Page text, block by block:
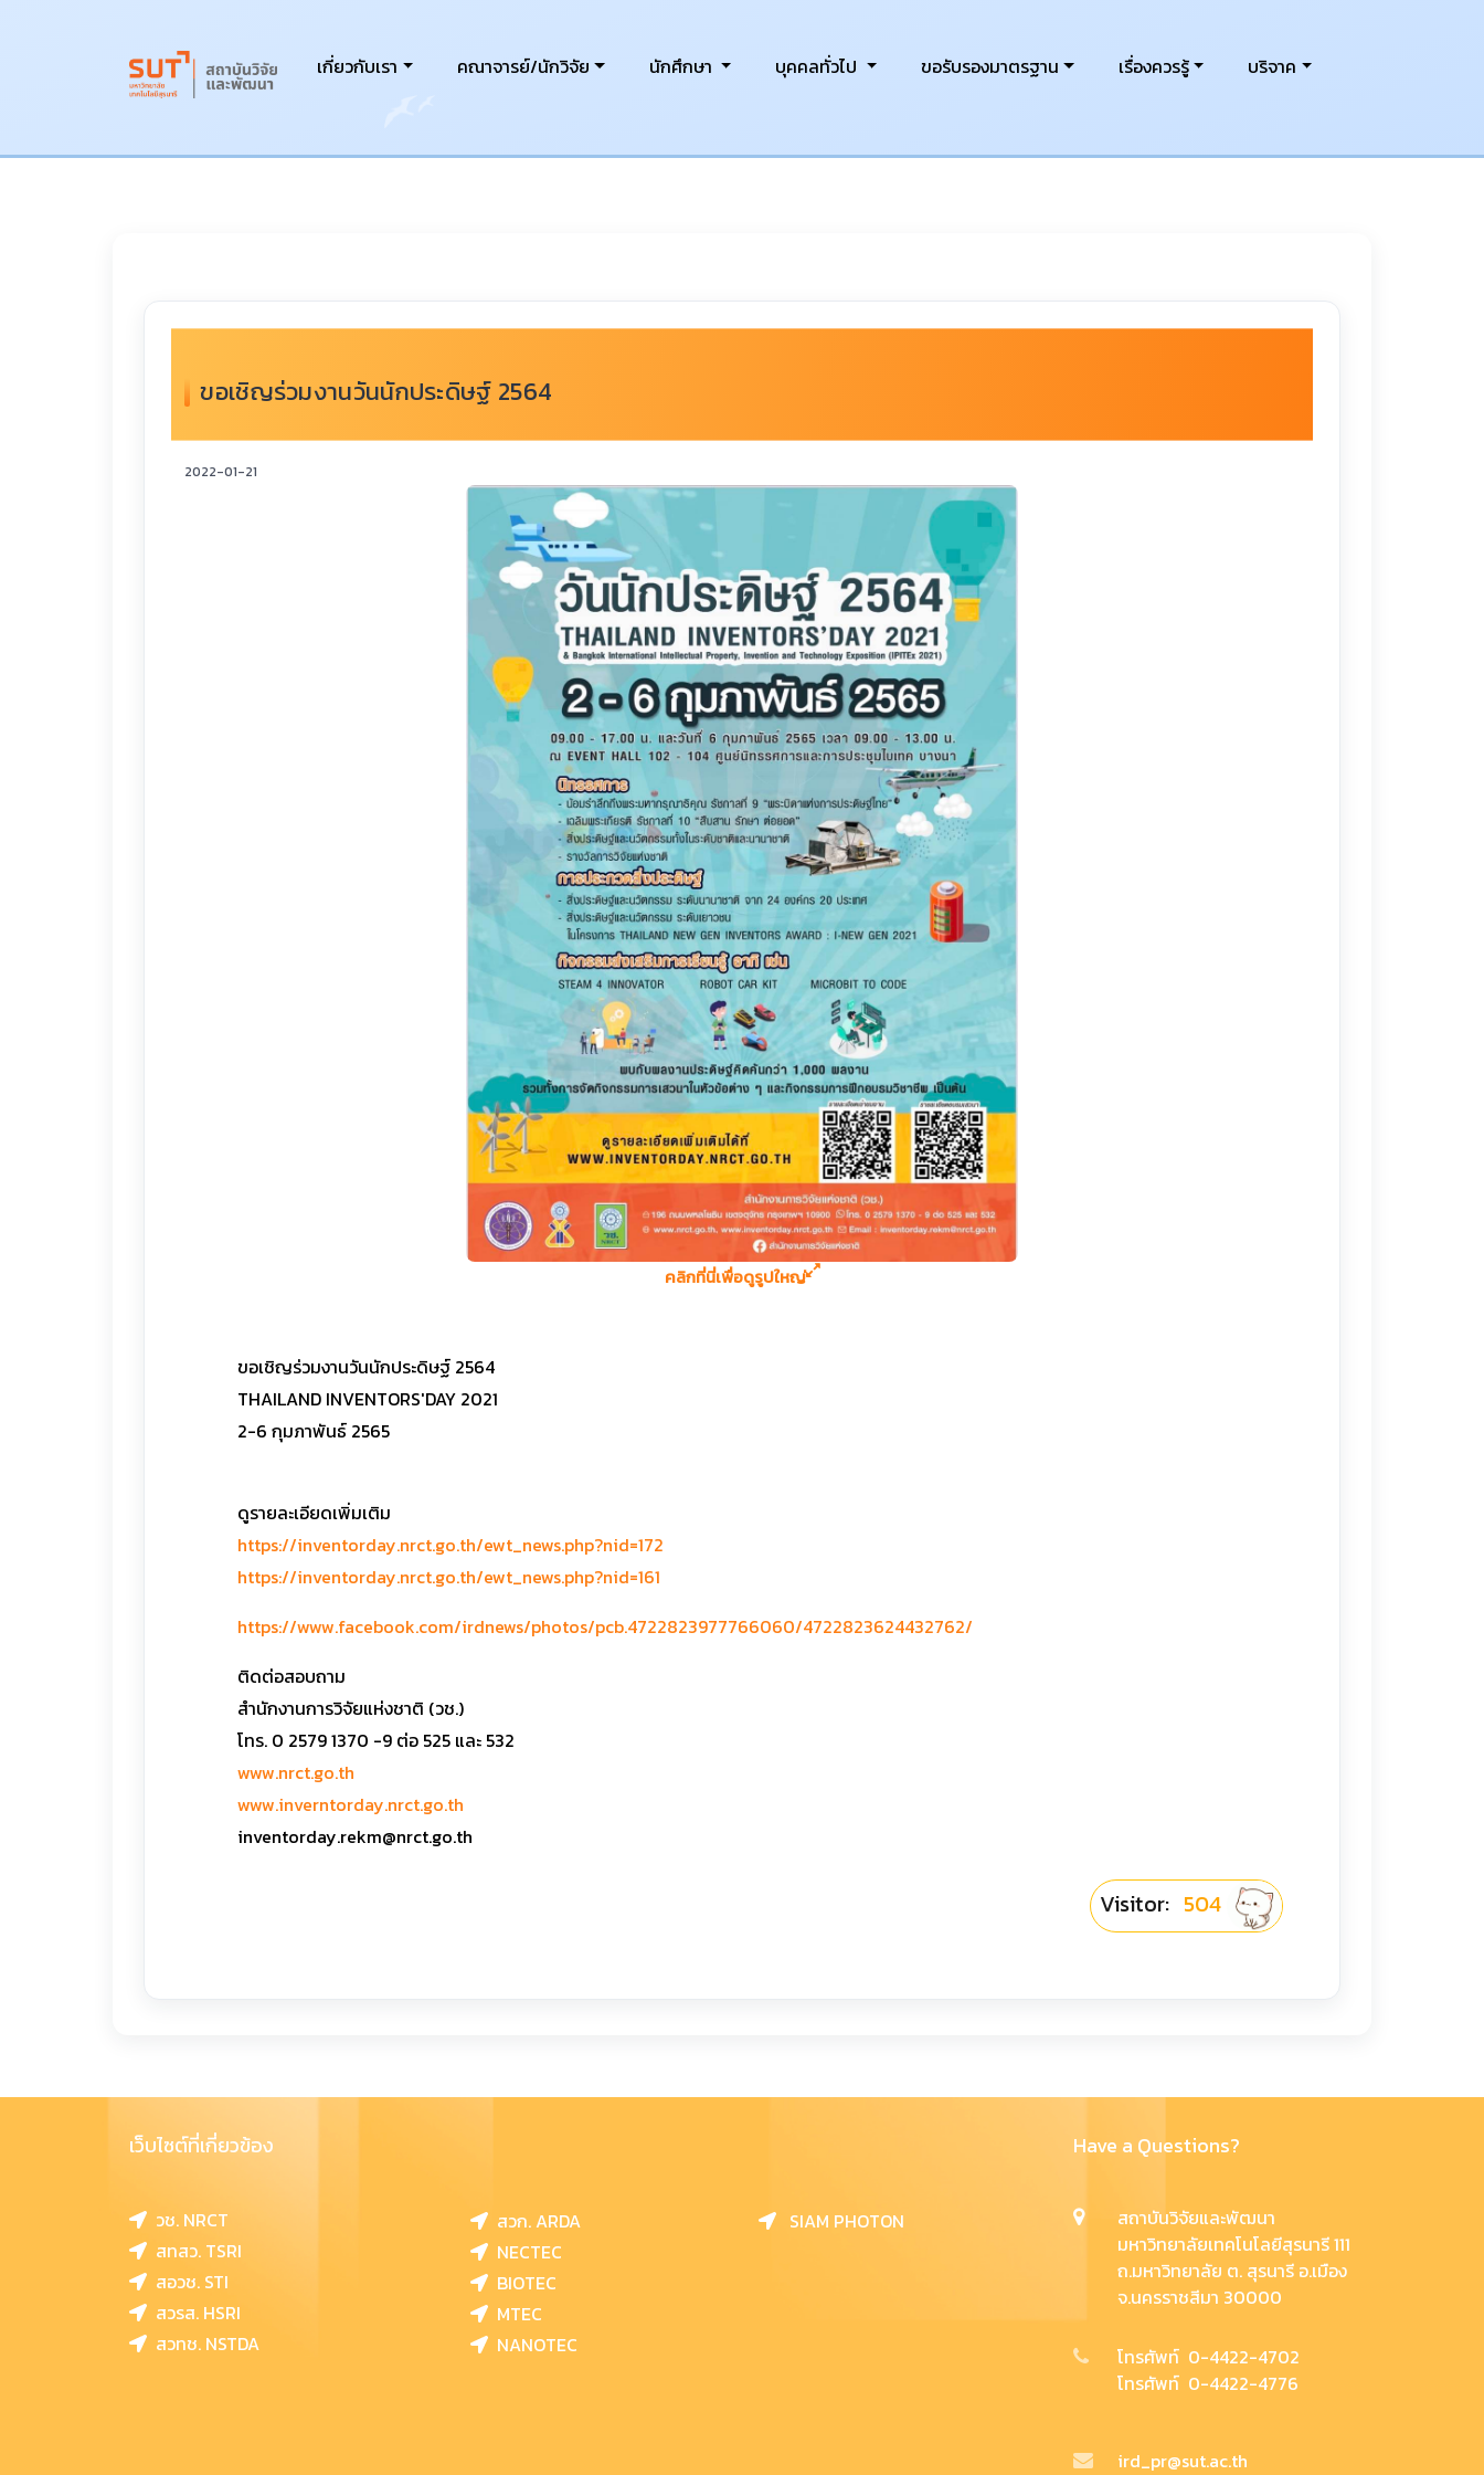
เกี่ยวกับเรา คณาจารย์/นักวิจัย นักศึกษา บุคคลทั่วไป ขอรับรองมาตรฐาน เรื่องควรรู้ บริจาค
ขอเชิญร่วมงานวันนักประดิษฐ์ 2564
2022-01-21
คลิกที่นี่เพื่อดูรูปใหญ่
ขอเชิญร่วมงานวันนักประดิษฐ์ 2564
THAILAND INVENTORS'DAY 2021
2-6 กุมภาพันธ์ 2565
ดูรายละเอียดเพิ่มเติม
https://inventorday.nrct.go.th/ewt_news.php?nid=172
https://inventorday.nrct.go.th/ewt_news.php?nid=161
https://www.facebook.com/irdnews/photos/pcb.4722823977766060/4722823624432762/
ติดต่อสอบถาม
สำนักงานการวิจัยแห่งชาติ (วช.)
โทร. 0 2579 1370 -9 ต่อ 525 และ 532
www.nrct.go.th
www.inverntorday.nrct.go.th
inventorday.rekm@nrct.go.th
Visitor: 504
เว็บไซต์ที่เกี่ยวข้อง
วช. NRCT
สทสว. TSRI
สอวช. STI
สวรส. HSRI
สวทช. NSTDA
สวก. ARDA
NECTEC
BIOTEC
MTEC
NANOTEC
SIAM PHOTON
Have a Questions?
สถาบันวิจัยและพัฒนา
มหาวิทยาลัยเทคโนโลยีสุรนารี 111
ถ.มหาวิทยาลัย ต. สุรนารี อ.เมือง
จ.นครราชสีมา 30000
โทรศัพท์ 0-4422-4702
โทรศัพท์ 0-4422-4776
ird_pr@sut.ac.th